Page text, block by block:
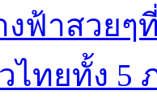
งฟ้าสวย
ไทยทั้ง 5